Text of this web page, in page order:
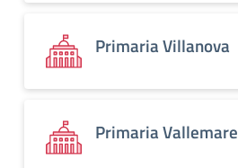
Primaria Villanova
Primaria Vallemare